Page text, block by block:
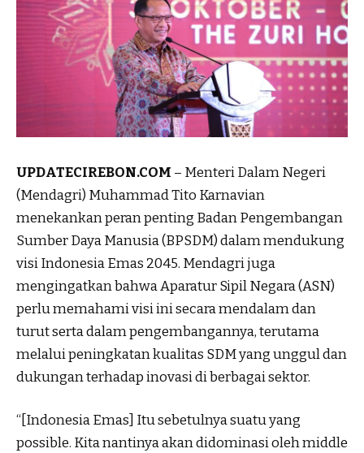
UPDATECIREBON.COM – Menteri Dalam Negeri
(Mendagri) Muhammad Tito Karnavian
menekankan peran penting Badan Pengembangan
Sumber Daya Manusia (BPSDM) dalam mendukung
visi Indonesia Emas 2045. Mendagri juga
mengingatkan bahwa Aparatur Sipil Negara (ASN)
perlu memahami visi ini secara mendalam dan
turut serta dalam pengembangannya, terutama
melalui peningkatan kualitas SDM yang unggul dan
dukungan terhadap inovasi di berbagai sektor.
“[Indonesia Emas] Itu sebetulnya suatu yang
possible. Kita nantinya akan didominasi oleh middle